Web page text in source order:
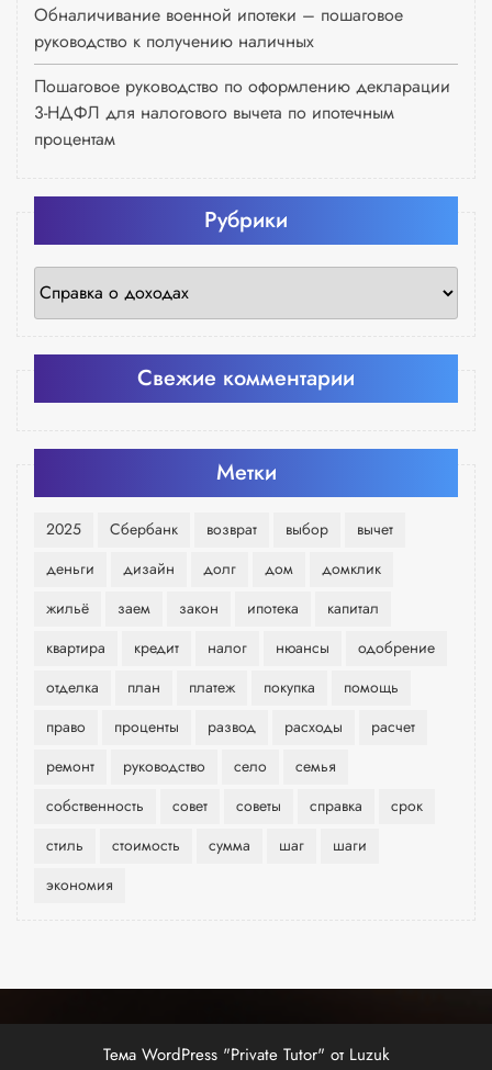
Обналичивание военной ипотеки – пошаговое
руководство к получению наличных
Пошаговое руководство по оформлению декларации
3-НДФЛ для налогового вычета по ипотечным
процентам
Рубрики
Рубрики
Свежие комментарии
Метки
2025 Сбербанк возврат выбор
вычет
деньги
дизайн долг дом
домклик
жильё
заем закон ипотека
капитал
квартира
кредит налог нюансы
одобрение
отделка
план платеж покупка
помощь
право
проценты развод расходы
расчет
ремонт
руководство село
семья
собственность
совет советы справка
срок
стиль
стоимость сумма шаг
шаги
экономия
Тема WordPress "Private Tutor" от Luzuk